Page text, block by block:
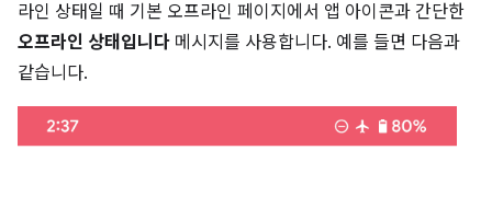
라인 상태일 때 기본 오프라인 페이지에서 앱 아이콘과 간단한
오프라인 상태입니다 메시지를 사용합니다. 예를 들면 다음과
같습니다.